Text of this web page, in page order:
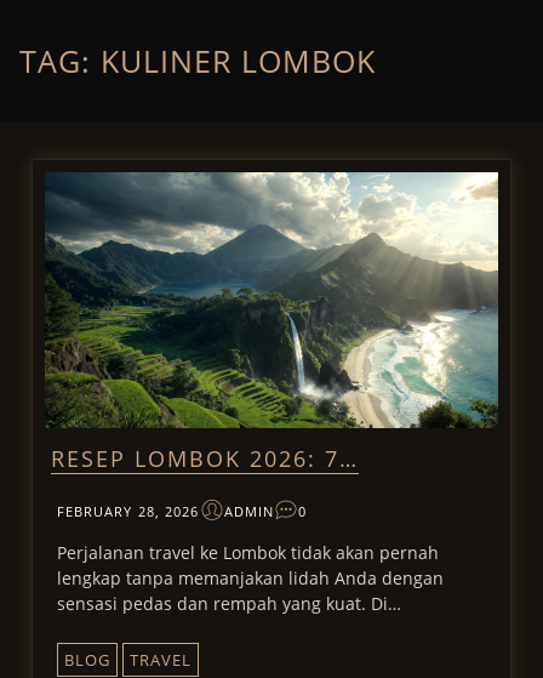
content
TAG: KULINER LOMBOK
RESEP LOMBOK 2026: 7…
FEBRUARY 28, 2026 ADMIN 0
Perjalanan travel ke Lombok tidak akan pernah
lengkap tanpa memanjakan lidah Anda dengan
sensasi pedas dan rempah yang kuat. Di…
BLOG TRAVEL